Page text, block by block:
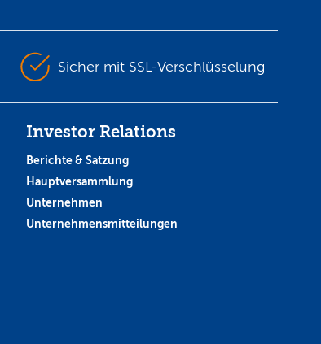
Sicher mit SSL-Verschlüsselung
Investor Relations
Berichte & Satzung
Hauptversammlung
Unternehmen
Unternehmensmitteilungen